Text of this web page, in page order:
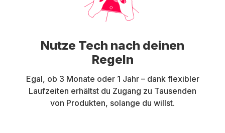
Nutze Tech nach deinen
Regeln
Egal, ob 3 Monate oder 1 Jahr – dank flexibler
Laufzeiten erhältst du Zugang zu Tausenden
von Produkten, solange du willst.